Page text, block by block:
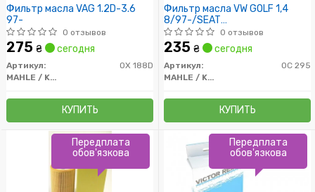
Фильтр масла VAG 1.2D-3.6
97-
0 отзывов
275 ₴ сегодня
Артикул:
OX 188D
MAHLE / KNECHT
КУПИТЬ
Фильтр масла VW GOLF 1,4
8/97-/SEAT
AROSA/CORDOBA/IBIZA
0 отзывов
235 ₴ сегодня
Артикул:
OC 295
MAHLE / KNECHT
КУПИТЬ
Передплата
обов'язкова
Передплата
обов'язкова